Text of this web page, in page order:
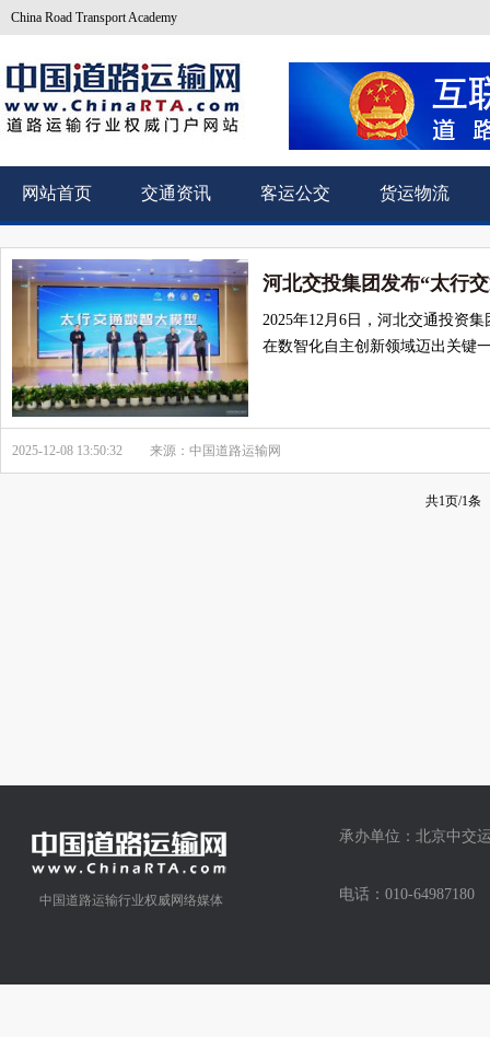
China Road Transport Academy
网站首页 交通资讯 客运公交 货运物流
河北交投集团发布“太行
2025年12月6日，河北交通投资
在数智化自主创新领域迈出关键
2025-12-08 13:50:32 来源：中国道路运输网
共1页/1条
中国道路运输行业权威网络媒体
承办单位：北京中交
电话：010-